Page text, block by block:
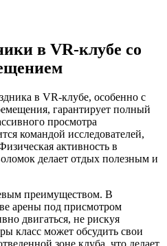
в VR-клубе со
в VR-клубе, особенно с
гарантирует полный
просмотра
командой исследователей,
активность в
делает отдых полезным и
преимуществом. В
арены под присмотром
двигаться, не рискуя
класс может обсудить свои
зоне клуба, что делает